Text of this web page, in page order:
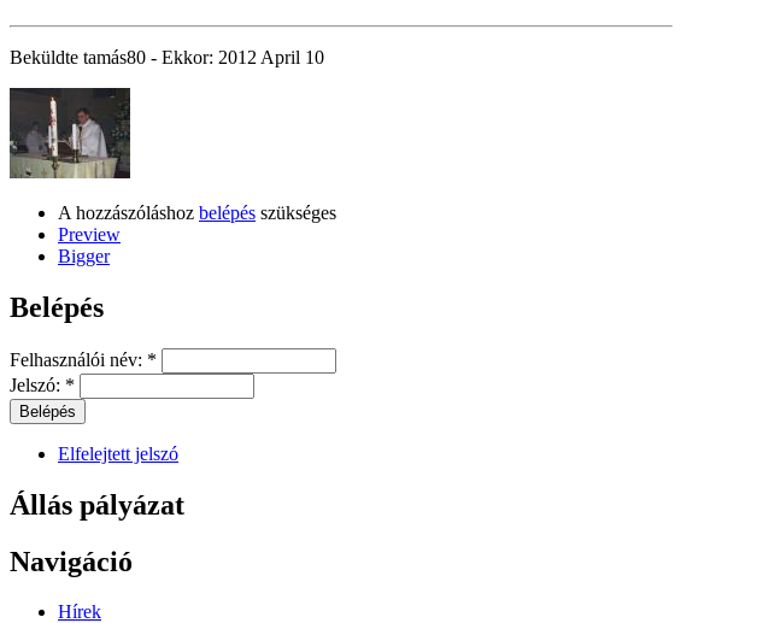
Beküldte tamás80 - Ekkor: 2012 April 10
A hozzászóláshoz belépés szükséges
Preview
Bigger
Belépés
Felhasználói név: *
Jelszó: *
Elfelejtett jelszó
Állás pályázat
Navigáció
Hírek